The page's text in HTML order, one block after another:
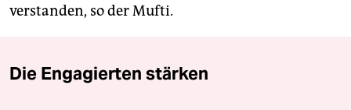
verstanden, so der Mufti.
Die Engagierten stärken